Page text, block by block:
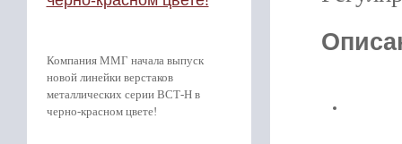
Компания ММГ начала выпуск
новой линейки верстаков
металлических серии ВСТ-Н в
черно-красном цвете!